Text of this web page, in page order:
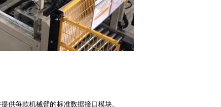
供每款机械臂的标准数据接口模块。